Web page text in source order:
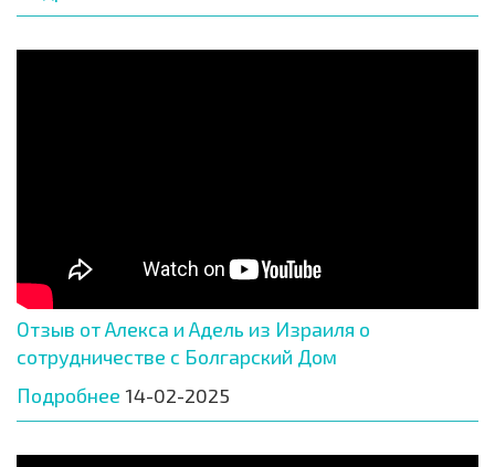
Отзыв от Алекса и Адель из Израиля о
сотрудничестве с Болгарский Дом
Подробнее 14-02-2025